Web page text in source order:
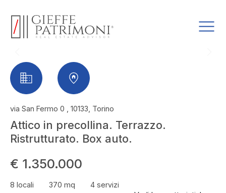
via San Fermo 0 , 10133, Torino
Attico in precollina. Terrazzo.
Ristrutturato. Box auto.
€ 1.350.000
8 locali 370 mq
4 servizi